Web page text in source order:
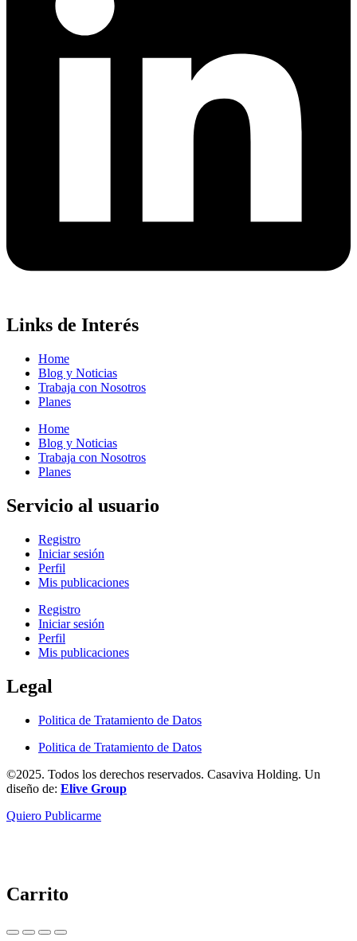
Links de Interés
Home
Blog y Noticias
Trabaja con Nosotros
Planes
Home
Blog y Noticias
Trabaja con Nosotros
Planes
Servicio al usuario
Registro
Iniciar sesión
Perfil
Mis publicaciones
Registro
Iniciar sesión
Perfil
Mis publicaciones
Legal
Politica de Tratamiento de Datos
Politica de Tratamiento de Datos
©2025. Todos los derechos reservados. Casaviva Holding. Un
diseño de: Elive Group
Quiero Publicarme
Carrito